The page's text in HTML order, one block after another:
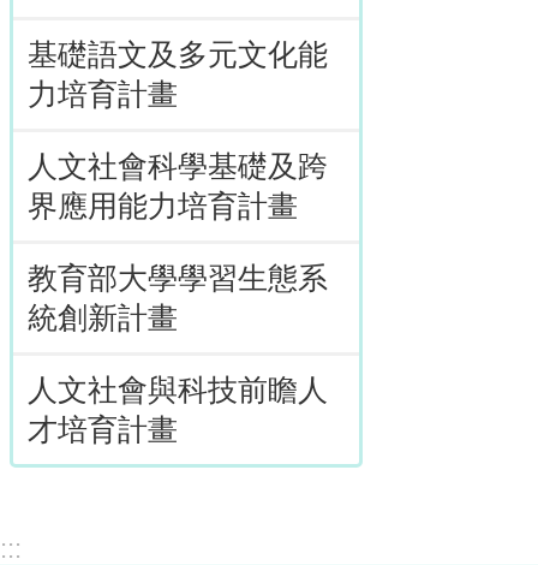
基礎語文及多元文化能
力培育計畫
人文社會科學基礎及跨
界應用能力培育計畫
教育部大學學習生態系
統創新計畫
人文社會與科技前瞻人
才培育計畫
:::